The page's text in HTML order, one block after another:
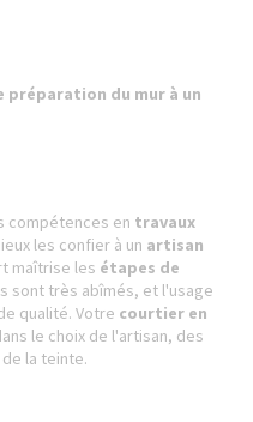
préparation du mur à un
compétences en travaux
les confier à un artisan
maîtrise les étapes de
sont très abîmés, et l'usage
qualité. Votre courtier en
le choix de l'artisan, des
la teinte.